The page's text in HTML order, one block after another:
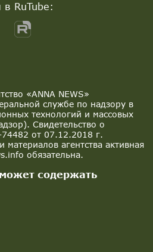
«ANNA NEWS»
службе по надзору в
технологий и массовых
Свидетельство о
от 07.12.2018 г.
агентства активная
обязательна.
содержать
RuTube: